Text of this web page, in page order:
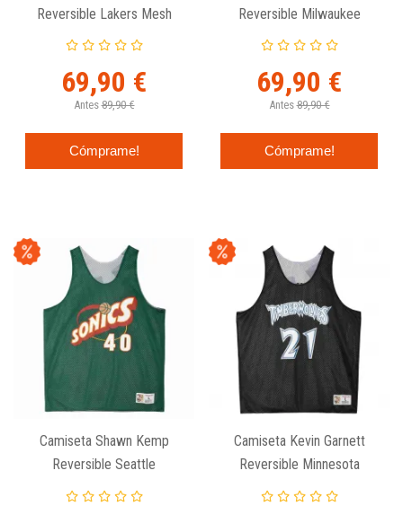
Reversible Lakers Mesh
Tank - Mitchell And Ness
69,90 €
Antes 89,90 €
Cómprame!
Reversible Milwaukee
Bucks Mesh Tank - Mitchell
69,90 €
Antes 89,90 €
Cómprame!
Camiseta Shawn Kemp
Reversible Seattle
Supersonics Mesh Tank -
Camiseta Kevin Garnett
Reversible Minnesota
Timberwolves Mesh Tank -